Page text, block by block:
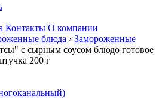
Контакты О компании
блюда › Замороженные
с сырным соусом блюдо готовое
200 г